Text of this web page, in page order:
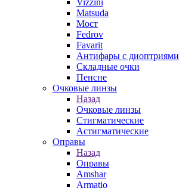
Vizzini
Matsuda
Мост
Fedrov
Favarit
Антифары с диоптриями
Складные очки
Пенсне
Очковые линзы
Назад
Очковые линзы
Стигматические
Астигматические
Оправы
Назад
Оправы
Amshar
Armatio